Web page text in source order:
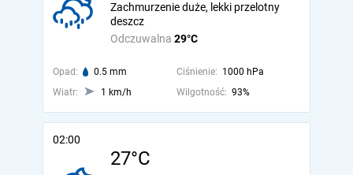
Odczuwalna 29°C
Zachmurzenie duże, lekki przelotny
deszcz
Opad: 0.5 mm Ciśnienie: 1000 hPa
Wiatr:
1 km/h Wilgotność: 93%
02:00
27°C